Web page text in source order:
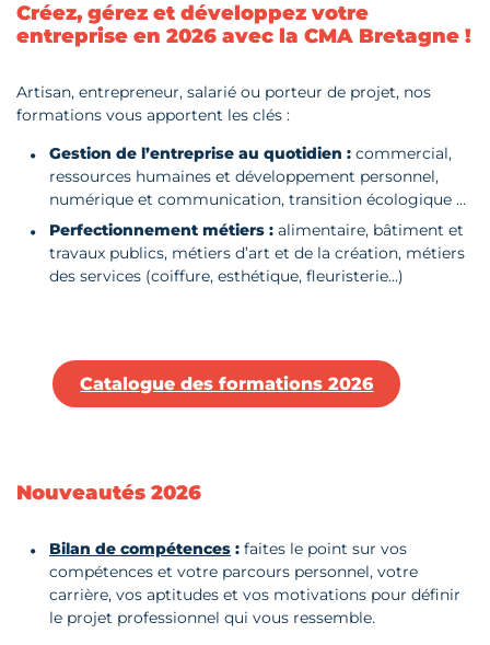
Créez, gérez et développez votre
entreprise en 2026 avec la CMA Bretagne !
Artisan, entrepreneur, salarié ou porteur de projet, nos
formations vous apportent les clés :
Gestion de l’entreprise au quotidien : commercial,
ressources humaines et développement personnel,
numérique et communication, transition écologique …
Perfectionnement métiers : alimentaire, bâtiment et
travaux publics, métiers d’art et de la création, métiers
des services (coiffure, esthétique, fleuristerie…)
Catalogue des formations 2026
Nouveautés 2026
Bilan de compétences : faites le point sur vos
compétences et votre parcours personnel, votre
carrière, vos aptitudes et vos motivations pour définir
le projet professionnel qui vous ressemble.